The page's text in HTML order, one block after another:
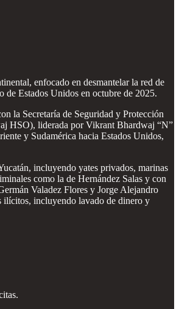
enfocado en desmantelar la red de
de Estados Unidos en octubre de 2025.
la Secretaría de Seguridad y Protección
HSO), liderada por Vikrant Bhardwaj “N”
y Sudamérica hacia Estados Unidos,
incluyendo yates privados, marinas
como la de Hernández Salas y con
Valadez Flores y Jorge Alejandro
ilícitos, incluyendo lavado de dinero y